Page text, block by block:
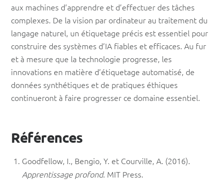
aux machines d’apprendre et d’effectuer des tâches
complexes. De la vision par ordinateur au traitement du
langage naturel, un étiquetage précis est essentiel pour
construire des systèmes d’IA fiables et efficaces. Au fur
et à mesure que la technologie progresse, les
innovations en matière d’étiquetage automatisé, de
données synthétiques et de pratiques éthiques
continueront à faire progresser ce domaine essentiel.
Références
Goodfellow, I., Bengio, Y. et Courville, A. (2016).
Apprentissage profond. MIT Press.